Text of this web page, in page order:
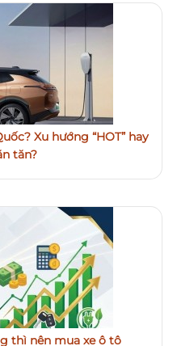
Xu hướng “HOT” hay
tăn?
thì nên mua xe ô tô